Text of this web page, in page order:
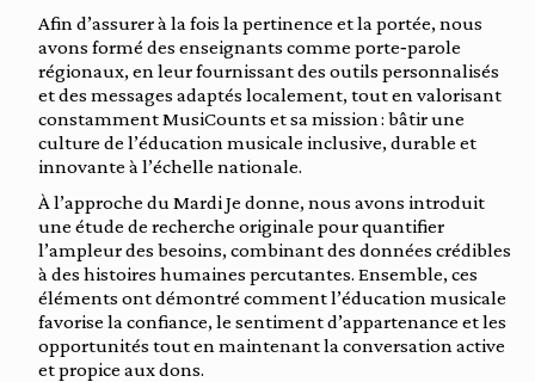
Afin d’assurer à la fois la pertinence et la portée, nous
avons formé des enseignants comme porte‑parole
régionaux, en leur fournissant des outils personnalisés
et des messages adaptés localement, tout en valorisant
constamment MusiCounts et sa mission : bâtir une
culture de l’éducation musicale inclusive, durable et
innovante à l’échelle nationale.
À l’approche du Mardi Je donne, nous avons introduit
une étude de recherche originale pour quantifier
l’ampleur des besoins, combinant des données crédibles
à des histoires humaines percutantes. Ensemble, ces
éléments ont démontré comment l’éducation musicale
favorise la confiance, le sentiment d’appartenance et les
opportunités tout en maintenant la conversation active
et propice aux dons.